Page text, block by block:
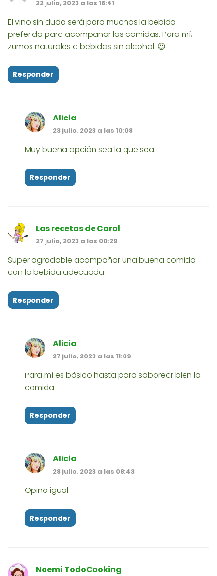
22 julio, 2023 a las 18:41
El vino sin duda será para muchos la bebida
preferida para acompañar las comidas. Para mí,
zumos naturales o bebidas sin alcohol. 😍
Responder
Alicia
23 julio, 2023 a las 10:08
Muy buena opción sea la que sea.
Responder
Las recetas de Carol
27 julio, 2023 a las 00:29
Super agradable acompañar una buena comida
con la bebida adecuada.
Responder
Alicia
27 julio, 2023 a las 11:09
Para mí es básico hasta para saborear bien la
comida.
Responder
Alicia
28 julio, 2023 a las 08:43
Opino igual.
Responder
Noemí TodoCooking